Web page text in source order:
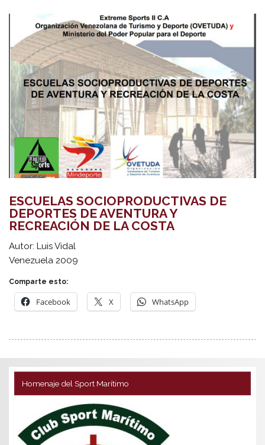
ESCUELAS SOCIOPRODUCTIVAS DE
DEPORTES DE AVENTURA Y
RECREACIÓN DE LA COSTA
Autor: Luis Vidal
Venezuela 2009
Comparte esto:
Facebook X WhatsApp
Homenaje del Sport Marítimo